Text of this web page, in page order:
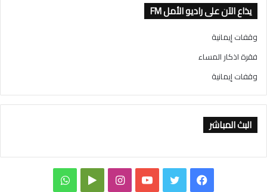
يذاع الآن على راديو الأمل FM
وقفات إيمانية
فقرة اذكار المساء
وقفات إيمانية
البث المباشر